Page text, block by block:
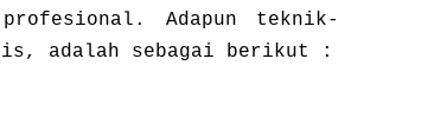
Adapun teknik-
adalah sebagai berikut :